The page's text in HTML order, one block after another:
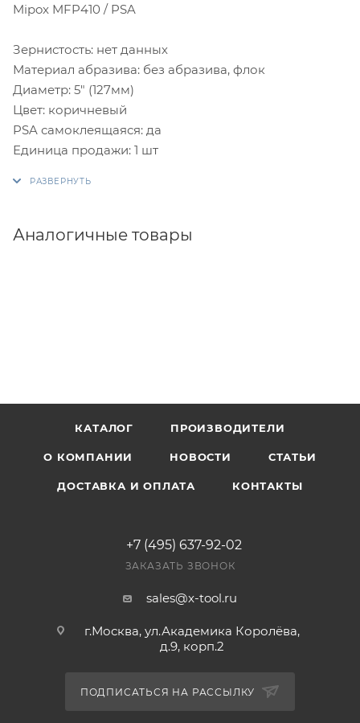
Mipox MFP410 / PSA
Зернистость: нет данных
Материал абразива: без абразива, флок
Диаметр: 5" (127мм)
Цвет: коричневый
PSA самоклеящаяся: да
Единица продажи: 1 шт
Аналогичные товары
КАТАЛОГ ПРОИЗВОДИТЕЛИ
О КОМПАНИИ НОВОСТИ СТАТЬИ
ДОСТАВКА И ОПЛАТА КОНТАКТЫ
+7 (495) 637-92-02
ЗАКАЗАТЬ ЗВОНОК
sales@x-tool.ru
г.Москва, ул.Академика Королёва,
д.9, корп.2
ПОДПИСАТЬСЯ НА РАССЫЛКУ